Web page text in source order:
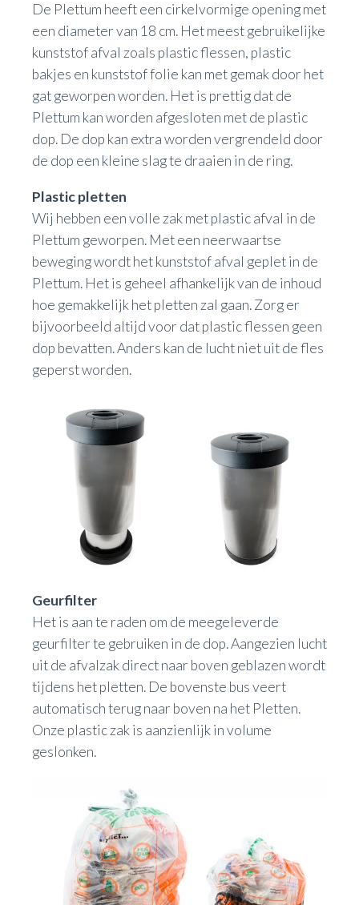
De Plettum heeft een cirkelvormige opening met
een diameter van 18 cm. Het meest gebruikelijke
kunststof afval zoals plastic flessen, plastic
bakjes en kunststof folie kan met gemak door het
gat geworpen worden. Het is prettig dat de
Plettum kan worden afgesloten met de plastic
dop. De dop kan extra worden vergrendeld door
de dop een kleine slag te draaien in de ring.
Plastic pletten
Wij hebben een volle zak met plastic afval in de
Plettum geworpen. Met een neerwaartse
beweging wordt het kunststof afval geplet in de
Plettum. Het is geheel afhankelijk van de inhoud
hoe gemakkelijk het pletten zal gaan. Zorg er
bijvoorbeeld altijd voor dat plastic flessen geen
dop bevatten. Anders kan de lucht niet uit de fles
geperst worden.
Geurfilter
Het is aan te raden om de meegeleverde
geurfilter te gebruiken in de dop. Aangezien lucht
uit de afvalzak direct naar boven geblazen wordt
tijdens het pletten. De bovenste bus veert
automatisch terug naar boven na het Pletten.
Onze plastic zak is aanzienlijk in volume
geslonken.